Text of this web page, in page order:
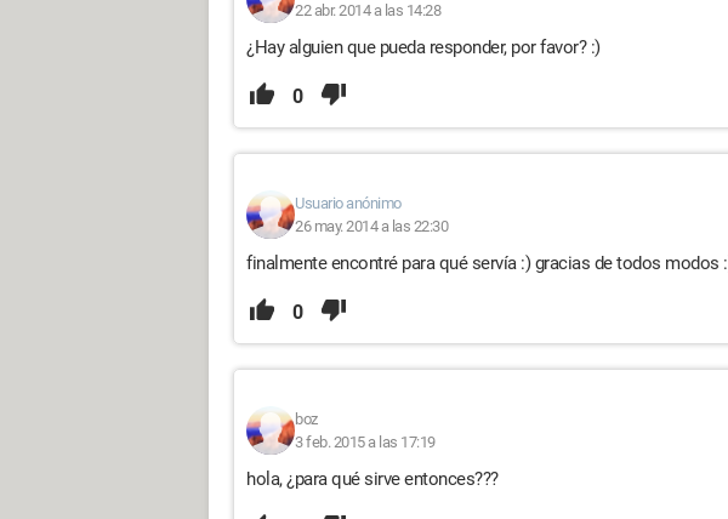
22 abr. 2014 a las 14:28
¿Hay alguien que pueda responder, por favor? :)
0
Usuario anónimo
26 may. 2014 a las 22:30
finalmente encontré para qué servía :) gracias de todos modos
0
boz
3 feb. 2015 a las 17:19
hola, ¿para qué sirve entonces???